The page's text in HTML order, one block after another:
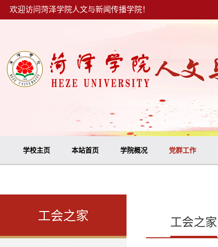
欢迎访问菏泽学院人文与新闻传播学院！
学校主页 本站首页 学院概况 党群工作
工会之家 工会之家